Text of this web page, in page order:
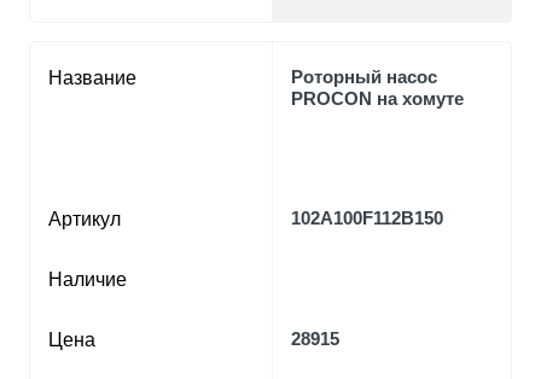
Название
Артикул
Наличие
Цена
Роторный насос
PROCON на хомуте
102A100F112B150
28915